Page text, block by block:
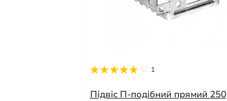
1
Підвіс П-подібний прямий 250